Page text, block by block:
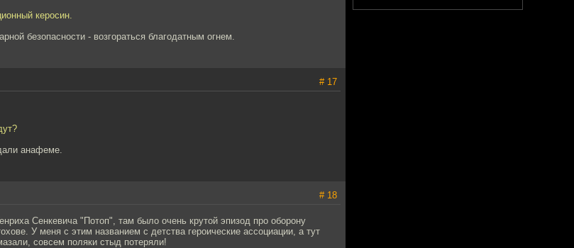
керосин.
безопасности - возгораться благодатным огнем.
# 17
анафеме.
# 18
Сенкевича "Потоп", там было очень крутой эпизод про оборону
У меня с этим названием с детства героические ассоциации, а тут
совсем поляки стыд потеряли!